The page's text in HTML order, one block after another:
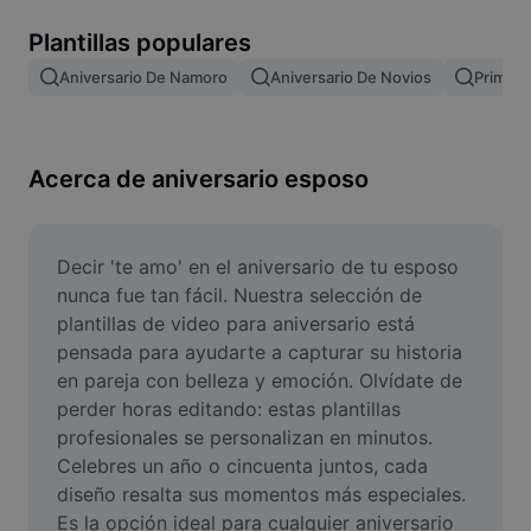
Image merge
Resize Image
Meme Generator
AI Text Remover
AI People Remover
AI Inpainting
Face Cutout
Plantillas populares
Aniversario De Namoro Aniversario De Novios Primer
Acerca de aniversario esposo
Decir 'te amo' en el aniversario de tu esposo
nunca fue tan fácil. Nuestra selección de
plantillas de video para aniversario está
pensada para ayudarte a capturar su historia
en pareja con belleza y emoción. Olvídate de
perder horas editando: estas plantillas
profesionales se personalizan en minutos.
Celebres un año o cincuenta juntos, cada
diseño resalta sus momentos más especiales.
Es la opción ideal para cualquier aniversario